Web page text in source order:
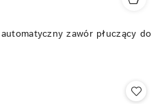
zawór płuczący do